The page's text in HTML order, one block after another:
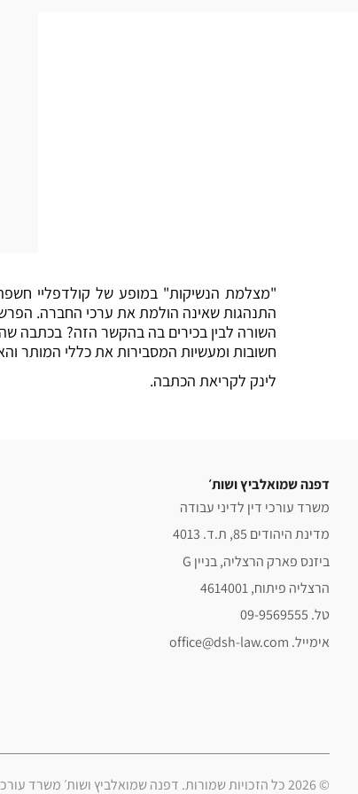
"מצלמת הנשיקות" במופע של קולדפליי
התנהגות שאינה הולמת את ערכי החברה.
השורה לבין בכירים בה בהקשר הזה? בכתבה
חשובות ומעשיות המסבירות את כללי המותר
לינק לקריאת הכתבה.
דפנה שמואלביץ ושות׳
משרד עורכי דין לדיני עבודה
מדינת היהודים 85, ת.ד. 4013
ביזנס פארק הרצליה, בניין G
הרצליה פיתוח, 4614001
טל. 09-9569555
אימייל. office@dsh-law.com
© 2026 כל הזכויות שמורות. דפנה שמואלביץ ושות׳ משרד עורכי דין לדיני עבודה.